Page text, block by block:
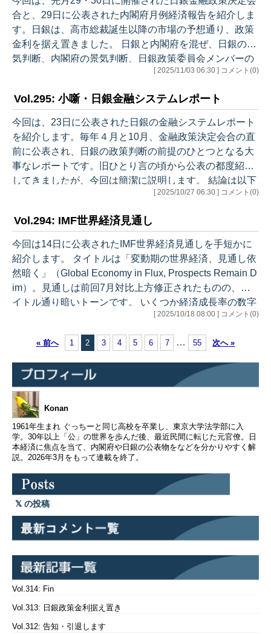
は、短命に終わった第一次も、史上最長となった第二次
も、いずれも総理の体調不良で幕を閉じました。政治の
安定は何より大事。そうならないことを切に願います。
…
合と、29日に公表された内閣府月例経済報告を紹介しま
す。日銀は、高市総裁誕生以降の市場の予想通り、政策
金利を据え置きました。 日銀と内閣府を混ぜ、日銀の景
気判断、内閣府の景気判断、日銀政策委員会メンバーの
経済・物価見通し、今後の日銀金融政策の予想の順に書
＊＊＊＊＊＊＊＊＊＊＊ 今回のように展望レポートがあ
る回（1月、4月、7月、10月）とない回（3月、6月、9
月、12月）とでは分析の詳しさに違いがありますが、個
別需要項目で小さな修正はあるものの、景気判断は現
状・先行きとも概ね維持…
[ 2025/11/03 06:30 ] コメント(0)
Vol.295: 小噺・日銀金融システムレポート
今回は、23日に公表された日銀の金融システムレポート
を紹介します。毎年４月と10月、金融政策決定会合の直
前に公表され、日銀の政策判断の前提のひとつとなる大
事なレポートです。旧ひとり言の頃から公表の都度紹介
してきましたが、今回は簡潔に説明します。 結論は以下
・わが国の金融機関は、内外の金融市場や実体経済に大
幅な調整が生じるリーマンショック型のストレスなど、
様々なストレスに対して耐え得る、充実した資本基盤と
安定的な資金調達基盤を有している。 この結論を導く前
提としてチェックした論点は以下…
[ 2025/10/27 06:30 ] コメント(0)
Vol.294: IMF世界経済見通し
今回は14日に公表されたIMF世界経済見通しを手短かに
紹介します。 タイトルは「変動期の世界経済、見通し依
然暗く」（Global Economy in Flux, Prospects Remain D
im）。見通しは前回7月対比上方修正されたものの、タ
イトル通り暗いトーンです。 いくつか経済成長率の数字
を紹介すると、以下の通りです。 ・世界全体：2024年+
回比0.0%） ・先進国：2024年+1.8% 2025年+1.6%（前
回比+0.1%） 2026年+1.6%（前回比0.0%） ・米国：202
4年+2.8%…
[ 2025/10/18 08:00 ] コメント(0)
« 前へ 1 2 3 4 5 6 7 … 55 次へ »
Konan
1961年生まれ ぐっちーと同じ高校を卒業し、東京大学法学部に入
学。30年以上「公」の世界を歩んだ後、最近民間に転じた元官僚。日
本経済に焦点を当て、内閣府や日銀の公表物をなどを分かりやすく解
説。2026年3月をもって連載を終了。
の投稿
Vol.314: Fin
Vol.313: 日銀政策金利据え置き
Vol.312: 告知・引退します